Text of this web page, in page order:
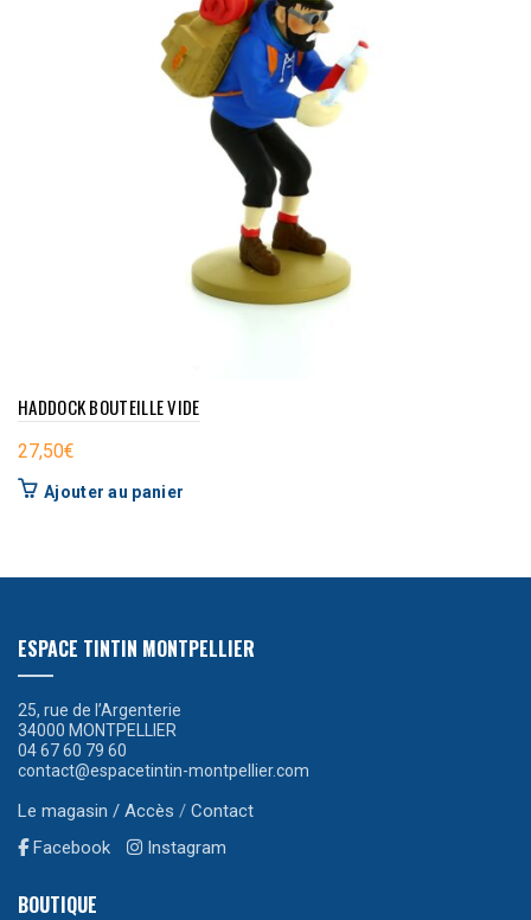
HADDOCK BOUTEILLE VIDE
27,50€
Ajouter au panier
ESPACE TINTIN MONTPELLIER
25, rue de l’Argenterie
34000 MONTPELLIER
04 67 60 79 60
contact@espacetintin-montpellier.com
Le magasin / Accès / Contact
Facebook
Instagram
BOUTIQUE